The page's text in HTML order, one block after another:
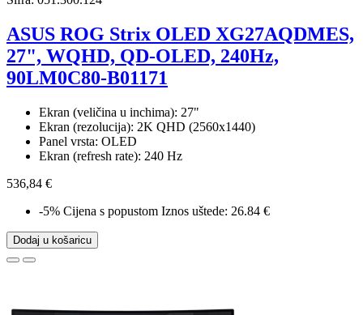
ASUS ROG Strix OLED XG27AQDMES,
27", WQHD, QD-OLED, 240Hz,
90LM0C80-B01171
Ekran (veličina u inchima): 27"
Ekran (rezolucija): 2K QHD (2560x1440)
Panel vrsta: OLED
Ekran (refresh rate): 240 Hz
536,84 €
-5% Cijena s popustom Iznos uštede: 26.84 €
Dodaj u košaricu